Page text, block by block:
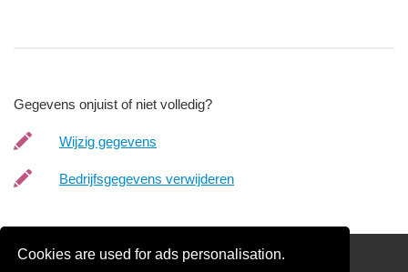
Cookies are used for ads personalisation.
Gegevens onjuist of niet volledig?
Wijzig gegevens
Bedrijfsgegevens verwijderen
SchildersRegister.nl